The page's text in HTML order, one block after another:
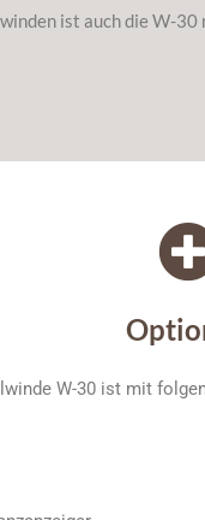
ist auch die W-
W-30 ist mit